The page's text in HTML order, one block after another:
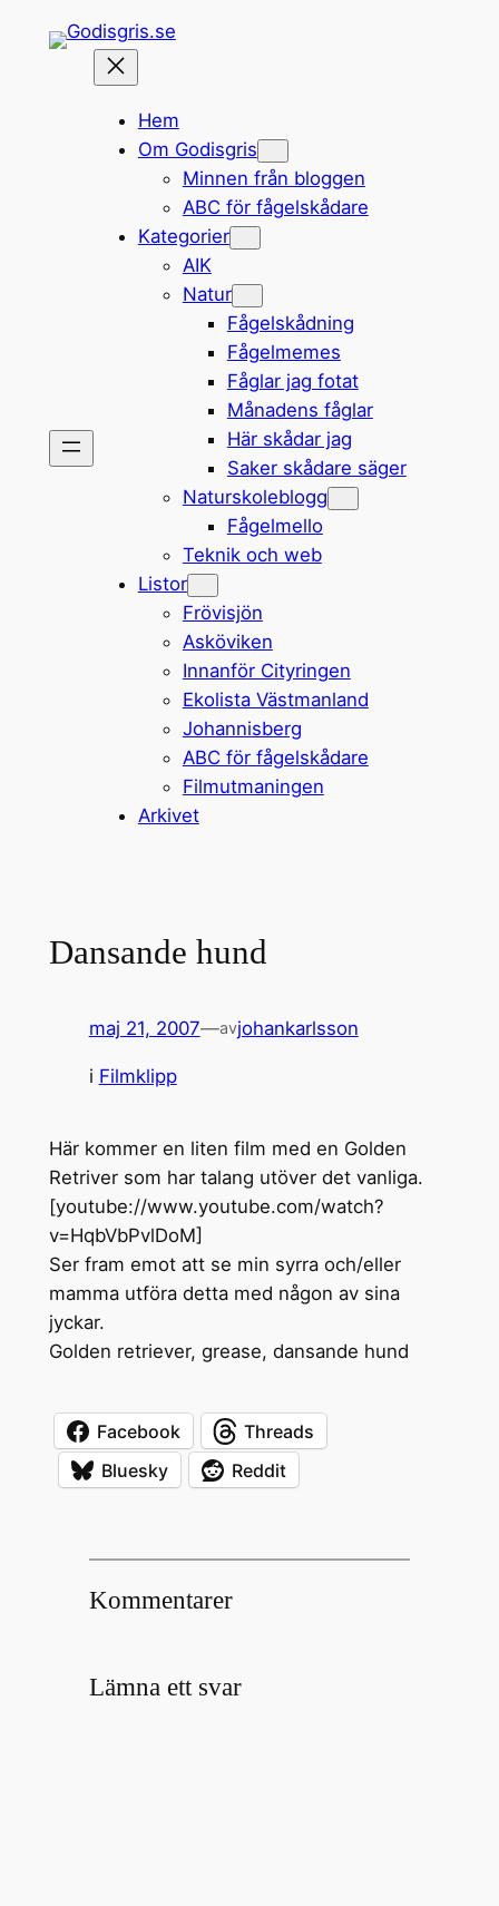
Hem
Om Godisgris
Minnen från bloggen
ABC för fågelskådare
Kategorier
AIK
Natur
Fågelskådning
Fågelmemes
Fåglar jag fotat
Månadens fåglar
Här skådar jag
Saker skådare säger
Naturskoleblogg
Fågelmello
Teknik och web
Listor
Frövisjön
Asköviken
Innanför Cityringen
Ekolista Västmanland
Johannisberg
ABC för fågelskådare
Filmutmaningen
Arkivet
Dansande hund
maj 21, 2007—avjohankarlsson
i Filmklipp
Här kommer en liten film med en Golden
Retriver som har talang utöver det vanliga.
[youtube://www.youtube.com/watch?
v=HqbVbPvlDoM]
Ser fram emot att se min syrra och/eller
mamma utföra detta med någon av sina
jyckar.
Golden retriever, grease, dansande hund
Facebook
Threads
Bluesky
Reddit
Kommentarer
Lämna ett svar